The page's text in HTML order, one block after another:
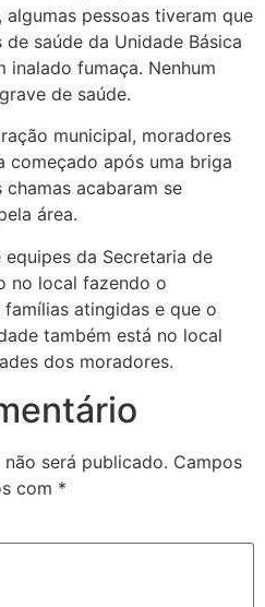
pessoas tiveram que
saúde da Unidade Básica
inalado fumaça. Nenhum
de saúde.
municipal, moradores
começado após uma briga
acabaram se
área.
da Secretaria de
no local fazendo o
atingidas e que o
também está no local
dos moradores.
será publicado. Campos
com *